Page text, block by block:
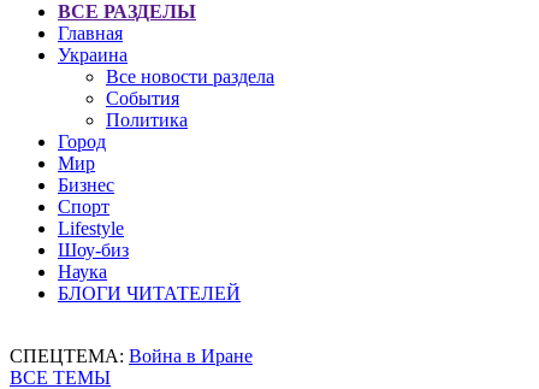
ВСЕ РАЗДЕЛЫ
Главная
Украина
Все новости раздела
События
Политика
Город
Мир
Бизнес
Спорт
Lifestyle
Шоу-биз
Наука
БЛОГИ ЧИТАТЕЛЕЙ
СПЕЦТЕМА: Война в Иране
ВСЕ ТЕМЫ